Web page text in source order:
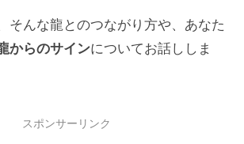
そんな龍とのつながり方や、あなた
からのサインについてお話ししま
スポンサーリンク